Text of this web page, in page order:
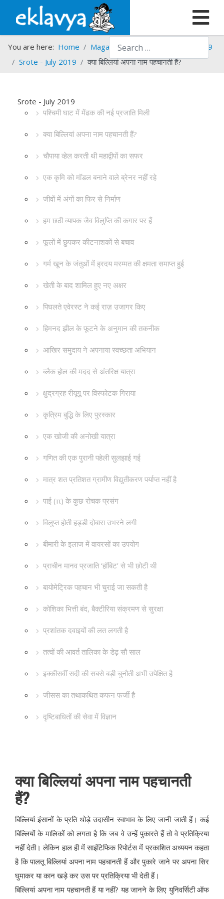
Search
You are here: Home Magazines Srote
Srote - 2019
Srote - July 2019
क्या बिल्लियां अपना नाम पहचानती हैं?
Srote - July 2019
पश्चिमी घाट में मेंढक की नई प्रजाति मिली
क्या बिल्लियां अपना नाम पहचानती हैं?
चौपाया व्हेल करती थी महाद्वीपों का सफर
एक कृमि को मॉडल बनाने वाले ब्रेनर नहीं रहे
जीवों में अंगों का फिर से निर्माण
हम छठी व्यापक जैव विलुप्ति की कगार पर हैं
फूलों में छुपकर कीटनाशकों से बचाव
गर्म खून के जंतुओं में ह्रदय मरम्मत की क्षमता समाप्त हुई
खेती के बाद शामिल हुए नए अक्षर
पिघलते एवेरस्ट ने कई राज़ उजागर किए
हिमनद झील के फूटने के अनुमान की तकनीक
आखिर समुदाय ने अपनाया स्वच्छता अभियान
ब्लैक होल की मदद से अंतरिक्ष यात्रा
क्षुद्रग्रह रीयूगू पर विस्फोटक गिराया
कृत्रिम बुद्धि के लिए पुरस्कार
एक खोजी की अनोखी यात्रा
गणित की एक पुरानी पहेली सुलझाई गई
मात्र शत प्रतिशत ग्रामीण विद्युतीकरण पर्याप्त नहीं है
पाई (π) के कुछ रोचक प्रसंग
विलुप्त होती हड्डी दोबारा उभरने लगी
बीमारी के इलाज में वायरसों का उपयोग
प्राचीन मानव प्रजाति ‘हॉबिट’ से भी छोटी थी
बायोमेट्रिक पहचान भी चुराई जा सकती है
कोशिका भित्ती बंद, बैक्टीरिया संक्रमण से सुरक्षा
प्रशांतक दवाइयों की लत लगती है
तत्वों की आवर्त तालिका के डेढ़ सौ साल
इक्कीसवीं सदी की सबसे बड़ी चुनौती अभी उपेक्षित है
जीसस का तथाकथित कफन फर्जी है
दृष्टिबाधितों की सेवा में विज्ञान
क्या बिल्लियां अपना नाम पहचानती
हैं?
बिल्लियां इंसानों के प्रति थोड़े उदासीन स्वाभाव के लिए जानी जाती हैं। कई
बिल्लियों के मालिकों को लगता है कि जब वे उन्हें पुकारते हैं तो वे प्रतिक्रिया
नहीं देती। लेकिन हाल ही में साइंटिफिक रिपोर्टस में प्रकाशित अध्ययन कहता
है कि पालतू बिल्लियां अपना नाम पहचानती हैं और पुकारे जाने पर अपना सिर
घुमाकर या कान खड़े कर उस पर प्रतिक्रिया भी देती हैं।
बिल्लियां अपना नाम पहचानती हैं या नहीं? यह जानने के लिए युनिवर्सिटी ऑफ